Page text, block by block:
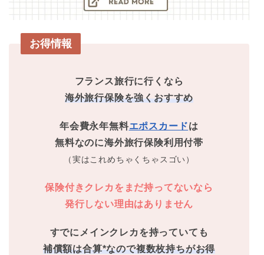
お得情報
フランス旅行に行くなら
海外旅行保険を強くおすすめ
年会費永年無料エポスカードは
無料なのに海外旅行保険利用付帯
（実はこれめちゃくちゃスゴい）
保険付きクレカをまだ持ってないなら
発行しない理由はありません
すでにメインクレカを持っていても
補償額は合算*なので複数枚持ちがお得